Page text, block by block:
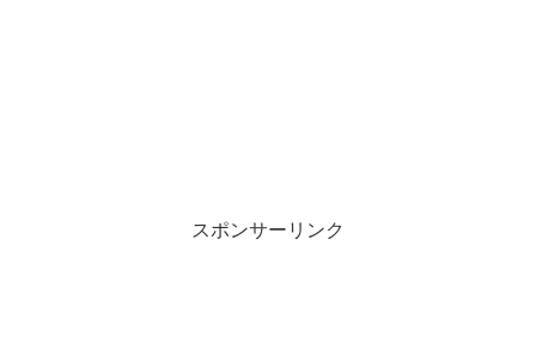
スポンサーリンク